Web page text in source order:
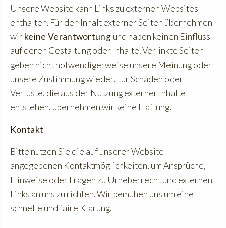
Unsere Website kann Links zu externen Websites
enthalten. Für den Inhalt externer Seiten übernehmen
wir keine Verantwortungund haben keinen Einfluss
auf deren Gestaltung oder Inhalte. Verlinkte Seiten
geben nicht notwendigerweise unsere Meinung oder
unsere Zustimmung wieder. Für Schäden oder
Verluste, die aus der Nutzung externer Inhalte
entstehen, übernehmen wir keine Haftung.
Kontakt
Bitte nutzen Sie die auf unserer Website
angegebenen Kontaktmöglichkeiten, um Ansprüche,
Hinweise oder Fragen zu Urheberrecht und externen
Links an uns zu richten. Wir bemühen uns um eine
schnelle und faire Klärung.